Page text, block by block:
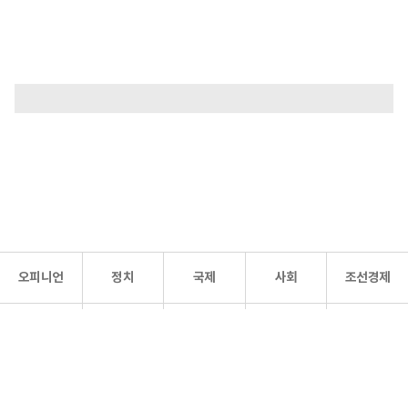
오피니언 정치 국제 사회 조선경제